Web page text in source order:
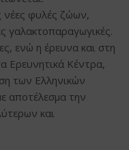
νέες φυλές ζώων,
γαλακτοπαραγωγικές.
ενώ η έρευνα και στη
Ερευνητικά Κέντρα,
των Ελληνικών
αποτέλεσμα την
και